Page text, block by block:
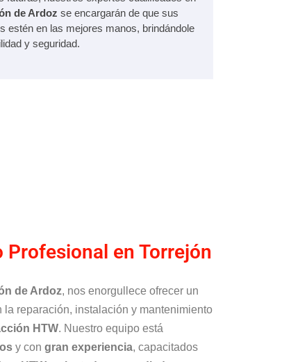
de Ardoz se encargarán de que sus
estén en las mejores manos, brindándole
y seguridad.
Profesional en Torrejón
de Ardoz, nos enorgullece ofrecer un
la reparación, instalación y mantenimiento
HTW. Nuestro equipo está
y con gran experiencia, capacitados